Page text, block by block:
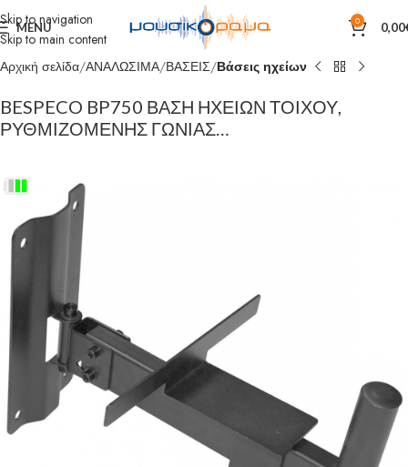
Skip to navigation
Skip to main content
MENU 0 0,00
Αρχική σελίδα ΑΝΑΛΩΣΙΜΑ ΒΑΣΕΙΣ Βάσεις ηχείων
BESPECO BP750 ΒΑΣΗ ΗΧΕΙΩΝ ΤΟΙΧΟΥ,
ΡΥΘΜΙΖΟΜΕΝΗΣ ΓΩΝΙΑΣ…